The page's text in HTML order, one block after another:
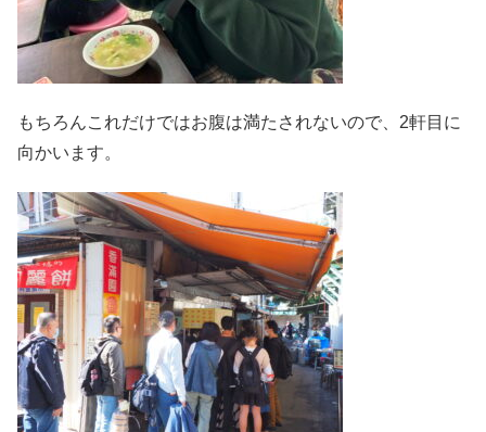
もちろんこれだけではお腹は満たされないので、2軒目に
向かいます。